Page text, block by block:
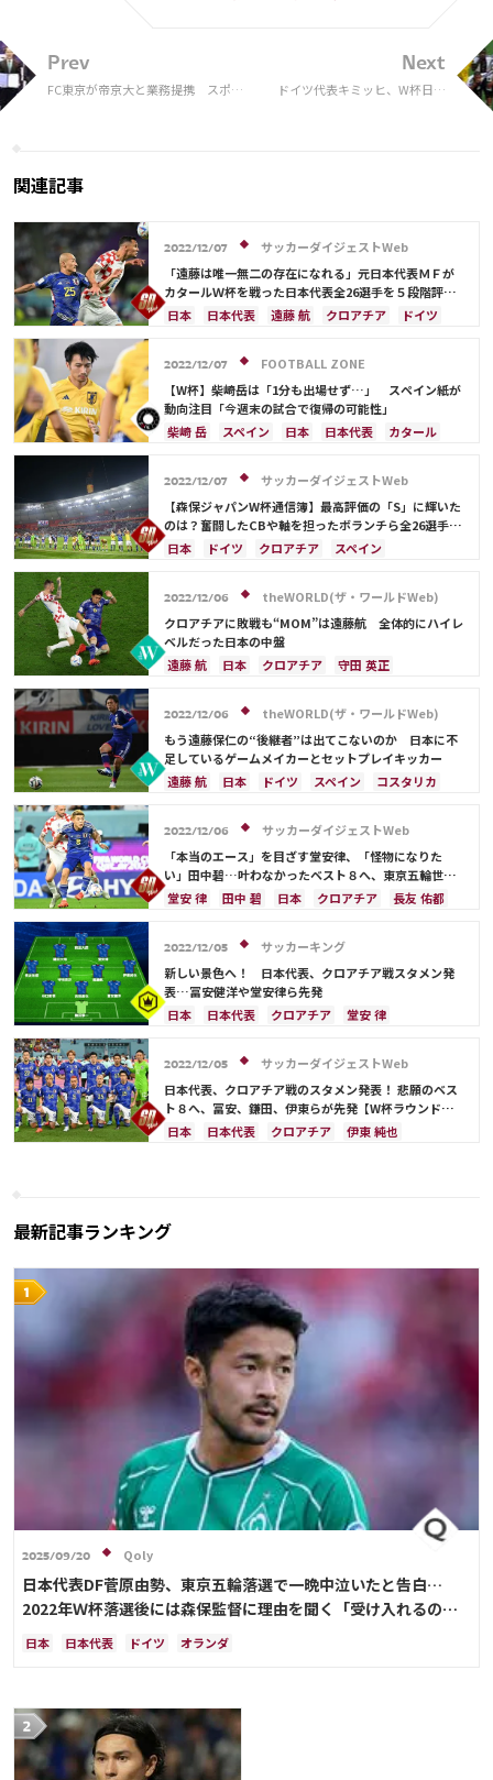
Prev
FC東京が帝京大と業務提携 スポー
Next
ドイツ代表キミッヒ、W杯日本
関連記事
2022/12/07
サッカーダイジェストWeb
「遠藤は唯一無二の存在になれる」元日本代表ＭＦが
カタールＷ杯を戦った日本代表全26選手を５段階評
価！「ただひとりの“Ｓ”は…」
日本 日本代表 遠藤 航 クロアチア
ドイツ
伊東 純也
守田 英正 三笘 薫
酒井 宏樹
前田 大然
カナダ 川島 永嗣
権田 修一
シュミット・ダニエル
谷 晃生
長友 佑都
谷口 彰悟
山根 視来 柴崎 岳
浅野 拓磨
鎌田 大地
板倉 滉 堂安 律
冨安 健洋
相馬 勇紀
伊藤 洋輝 町野 修斗
2022/12/07
FOOTBALL ZONE
【W杯】柴崎岳は「1分も出場せず…」 スペイン紙が
動向注目「今週末の試合で復帰の可能性」
柴崎 岳
スペイン 日本 日本代表
カタール
鎌田 大地
遠藤 航
2022/12/07
サッカーダイジェストWeb
【森保ジャパンW杯通信簿】最高評価の「S」に輝いた
のは？奮闘したCBや軸を担ったボランチら全26選手を
査定
日本 ドイツ クロアチア
スペイン
三笘 薫
ベルギー イングランド
川島 永嗣
シュミット・ダニエル
谷 晃生
長友 佑都
守田 英正
田中 碧
ポルトガル
日本代表 谷口 彰悟
山根 視来
南野 拓実
上田 綺世 久保 建英
鎌田 大地
マヌエル・ノイアー
酒井 宏樹
板倉 滉
冨安 健洋
遠藤 航 相馬 勇紀
伊藤 洋輝
町野 修斗
2022/12/06
theWORLD(ザ・ワールドWeb)
クロアチアに敗戦も“MOM”は遠藤航 全体的にハイレ
ベルだった日本の中盤
遠藤 航
日本 クロアチア
守田 英正
日本代表
柴崎 岳 伊東 純也
2022/12/06
theWORLD(ザ・ワールドWeb)
もう遠藤保仁の“後継者”は出てこないのか 日本に不
足しているゲームメイカーとセットプレイキッカー
遠藤 航
日本 ドイツ スペイン
コスタリカ
クロアチア
長友 佑都 吉田 麻也
柴崎 岳
伊東 純也
三笘 薫 堂安 律 冨安 健洋
2022/12/06
サッカーダイジェストWeb
「本当のエース」を目ざす堂安律、「怪物になりた
い」田中碧…叶わなかったベスト８へ、東京五輪世代
に託されたもの【W杯】
堂安 律 田中 碧 日本 クロアチア
長友 佑都
スペイン
前田 大然 イングランド
原口 元気
柴崎 岳 南野 拓実
久保 建英
鎌田 大地
板倉 滉 大迫 勇也
2022/12/05
サッカーキング
新しい景色へ！ 日本代表、クロアチア戦スタメン発
表…冨安健洋や堂安律ら先発
日本
日本代表 クロアチア
堂安 律
ベルギー
イングランド 遠藤 航
ポルトガル
川島 永嗣
権田 修一
シュミット・ダニエル
谷 晃生
長友 佑都 吉田 麻也
谷口 彰悟
山根 視来
柴崎 岳 伊東 純也
浅野 拓磨
町野 修斗
2022/12/05
サッカーダイジェストWeb
日本代表、クロアチア戦のスタメン発表！ 悲願のベス
ト８へ、冨安、鎌田、伊東らが先発【W杯ラウンド
16】
日本 日本代表 クロアチア
伊東 純也
シュミット・ダニエル
浅野 拓磨
南野 拓実 守田 英正
三笘 薫
上田 綺世
田中 碧 酒井 宏樹
前田 大然
遠藤 航 相馬 勇紀
伊藤 洋輝
最新記事ランキング
2025/09/20 Qoly
日本代表DF菅原由勢、東京五輪落選で一晩中泣いたと告白…
2022年Ｗ杯落選後には森保監督に理由を聞く「受け入れるのは
難しかった」
日本 日本代表 ドイツ オランダ